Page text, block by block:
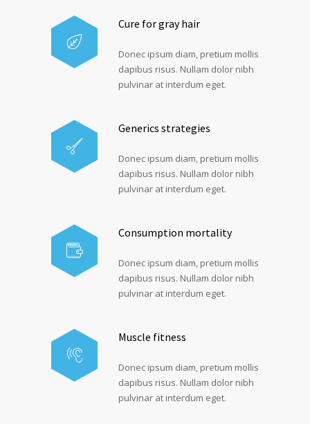
Cure for gray hair
Donec ipsum diam, pretium mollis
dapibus risus. Nullam dolor nibh
pulvinar at interdum eget.
Generics strategies
Donec ipsum diam, pretium mollis
dapibus risus. Nullam dolor nibh
pulvinar at interdum eget.
Consumption mortality
Donec ipsum diam, pretium mollis
dapibus risus. Nullam dolor nibh
pulvinar at interdum eget.
Muscle fitness
Donec ipsum diam, pretium mollis
dapibus risus. Nullam dolor nibh
pulvinar at interdum eget.